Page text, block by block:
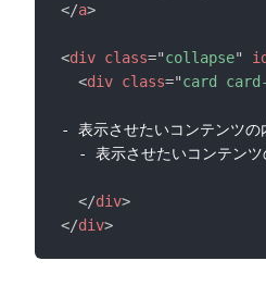
</a>
<div class="collapse" id
<div class="card
- 表示させたいコンテンツの
- 表示させたいコンテンツ
</div>
</div>